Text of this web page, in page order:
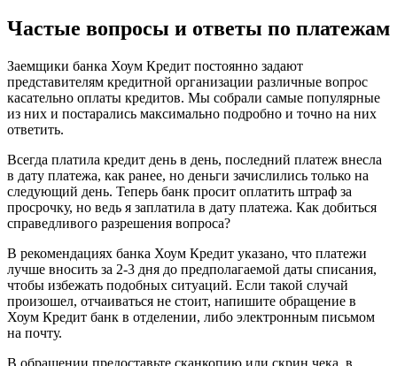
Частые вопросы и ответы по платежам
Заемщики банка Хоум Кредит постоянно задают
представителям кредитной организации различные вопрос
касательно оплаты кредитов. Мы собрали самые популярные
из них и постарались максимально подробно и точно на них
ответить.
Всегда платила кредит день в день, последний платеж внесла
в дату платежа, как ранее, но деньги зачислились только на
следующий день. Теперь банк просит оплатить штраф за
просрочку, но ведь я заплатила в дату платежа. Как добиться
справедливого разрешения вопроса?
В рекомендациях банка Хоум Кредит указано, что платежи
лучше вносить за 2-3 дня до предполагаемой даты списания,
чтобы избежать подобных ситуаций. Если такой случай
произошел, отчаиваться не стоит, напишите обращение в
Хоум Кредит банк в отделении, либо электронным письмом
на почту.